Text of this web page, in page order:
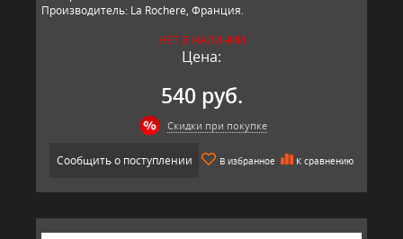
Производитель: La Rochere, Франция.
НЕТ В НАЛИЧИИ
Цена:
540 руб.
Скидки при покупке
Сообщить о поступлении В избранное К сравнению